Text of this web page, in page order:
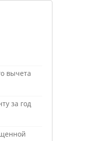
вычета
за год